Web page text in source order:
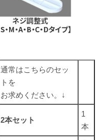
通常はこちらのセッ
トを
お求めください。↓
2本セット
1
本